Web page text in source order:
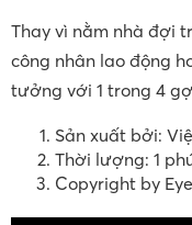
Thay vì nằm nhà đợi
công nhân lao động
tưởng với 1 trong 4
Sản xuất bởi:
Thời lượng: 1
Copyright by